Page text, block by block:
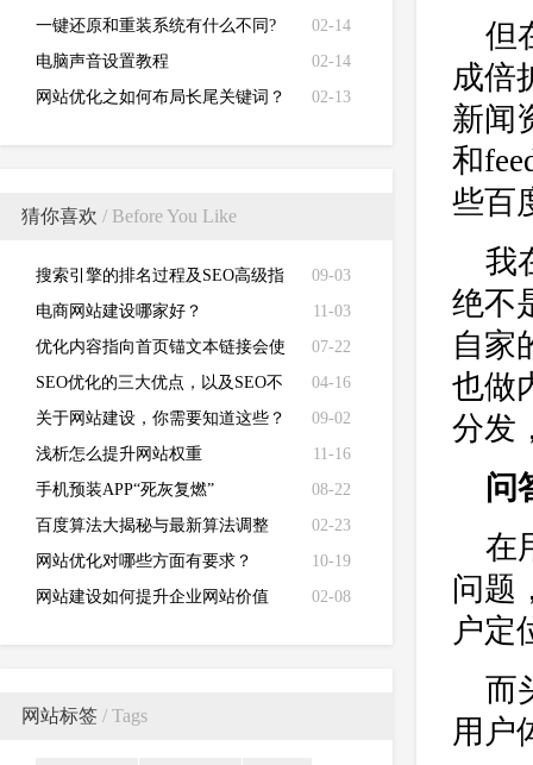
02-14
一键还原和重装系统有什么不同?
02-14
电脑声音设置教程
02-13
网站优化之如何布局长尾关键词？
猜你喜欢 / Before You Like
09-03
搜索引擎的排名过程及SEO高级指
令
11-03
电商网站建设哪家好？
07-22
优化内容指向首页锚文本链接会使
网站排名更加稳定！
04-16
SEO优化的三大优点，以及SEO不
可忽视的三大技巧！
09-02
关于网站建设，你需要知道这些？
11-16
浅析怎么提升网站权重
08-22
手机预装APP“死灰复燃”
02-23
百度算法大揭秘与最新算法调整
10-19
网站优化对哪些方面有要求？
02-08
网站建设如何提升企业网站价值
网站标签 / Tags
但
成倍
新闻
和
些百
我
绝不
自家
也做
分发
问
在
问题
户定
而
用户